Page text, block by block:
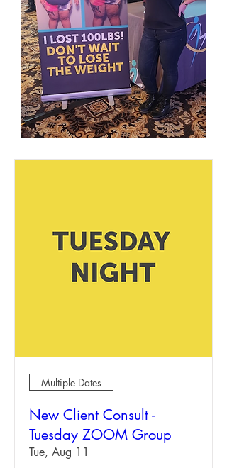
Multiple Dates
New Client Consult -
Tuesday ZOOM Group
Tue, Aug 11